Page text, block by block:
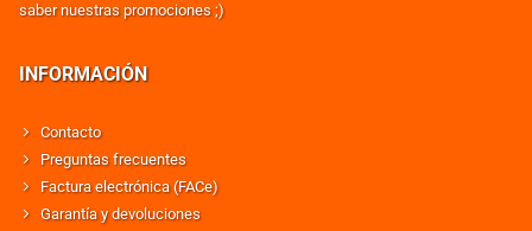
saber nuestras promociones ;)
INFORMACIÓN
Contacto
Preguntas frecuentes
Factura electrónica (FACe)
Garantía y devoluciones